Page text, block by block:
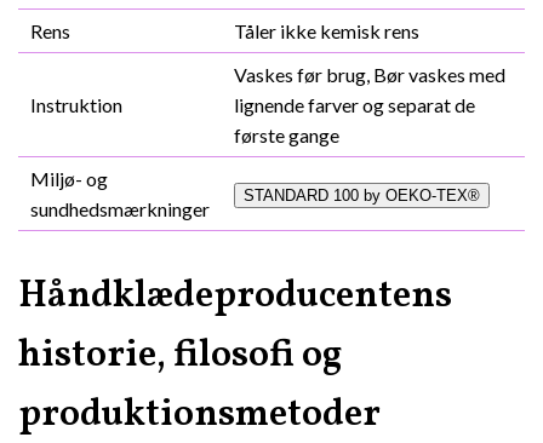
Rens
Tåler ikke kemisk rens
Instruktion
Vaskes før brug, Bør vaskes med
lignende farver og separat de
første gange
Miljø- og
sundhedsmærkninger
STANDARD 100 by OEKO-TEX®
Håndklædeproducentens
historie, filosofi og
produktionsmetoder